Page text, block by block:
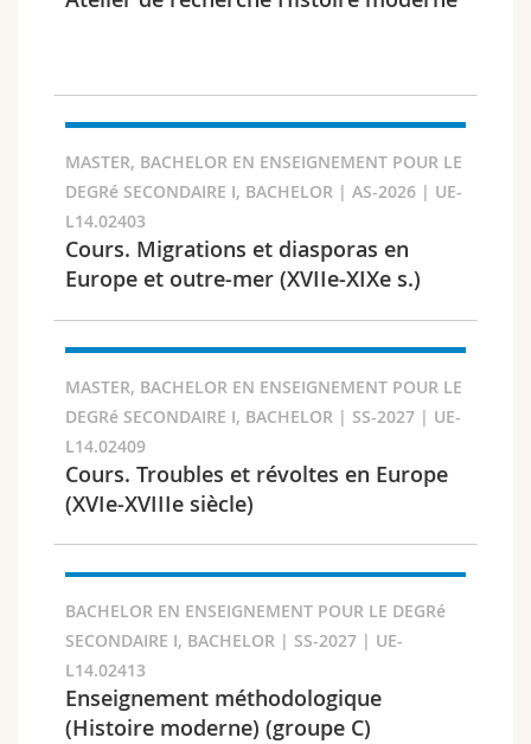
Semester
Languages
Level
Faculty and domain
MASTER, BACHELOR EN ENSEIGNEMENT POUR LE
DEGRé SECONDAIRE I, BACHELOR | AS-2026 | UE-
L14.02403
Cours. Migrations et diasporas en
Europe et outre-mer (XVIIe-XIXe s.)
MASTER, BACHELOR EN ENSEIGNEMENT POUR LE
DEGRé SECONDAIRE I, BACHELOR | SS-2027 | UE-
L14.02409
Cours. Troubles et révoltes en Europe
(XVIe-XVIIIe siècle)
BACHELOR EN ENSEIGNEMENT POUR LE DEGRé
SECONDAIRE I, BACHELOR | SS-2027 | UE-
L14.02413
Enseignement méthodologique
(Histoire moderne) (groupe C)